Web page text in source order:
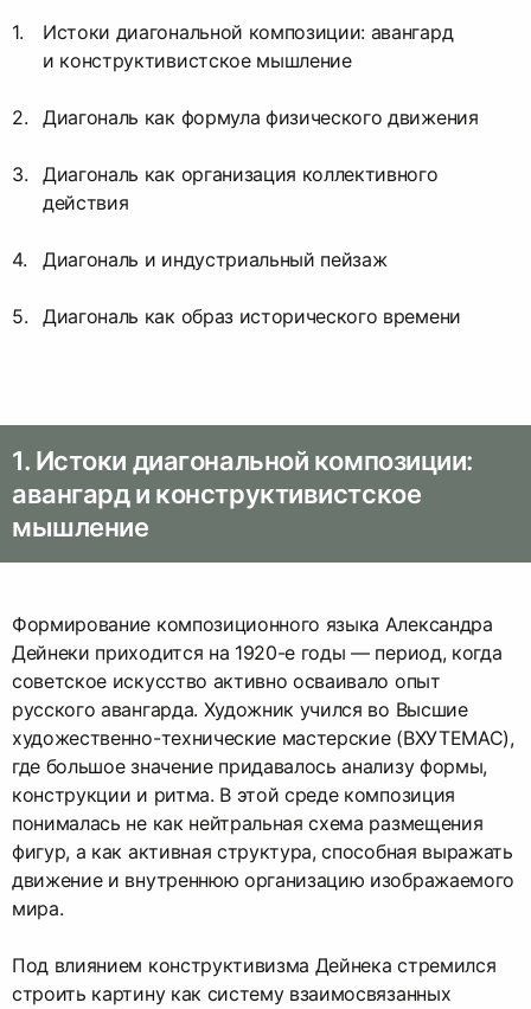
Истоки диагональной композиции: авангард
и конструктивистское мышление
Диагональ как формула физического движения
Диагональ как организация коллективного
действия
Диагональ и индустриальный пейзаж
Диагональ как образ исторического времени
1. Истоки диагональной композиции:
авангард и конструктивистское
мышление
Формирование композиционного языка Александра
Дейнеки приходится на 1920-е годы — период, когда
советское искусство активно осваивало опыт
русского авангарда. Художник учился во Высшие
художественно-технические мастерские (ВХУТЕМАС),
где большое значение придавалось анализу формы,
конструкции и ритма. В этой среде композиция
понималась не как нейтральная схема размещения
фигур, а как активная структура, способная выражать
движение и внутреннюю организацию изображаемого
мира.
Под влиянием конструктивизма Дейнека стремился
строить картину как систему взаимосвязанных